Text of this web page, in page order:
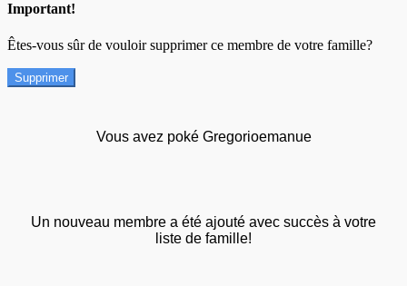
Important!
Êtes-vous sûr de vouloir supprimer ce membre de votre famille?
Supprimer
Vous avez poké Gregorioemanue
Un nouveau membre a été ajouté avec succès à votre
liste de famille!